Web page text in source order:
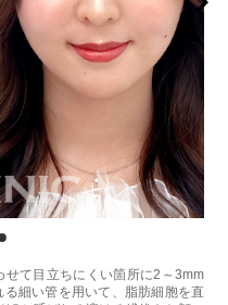
て目立ちにくい箇所に2～3mm
細い管を用いて、脂肪細胞を直